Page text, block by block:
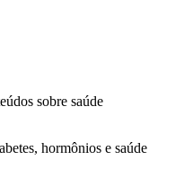
sobre saúde
hormônios e saúde